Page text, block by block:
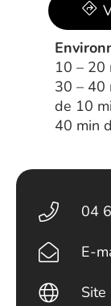
10 – 20
30 – 40
de 10
40 min
04
E-